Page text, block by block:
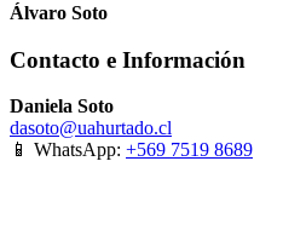
Álvaro Soto
Contacto e Información
Daniela Soto
dasoto@uahurtado.cl
📱 WhatsApp: +569 7519 8689